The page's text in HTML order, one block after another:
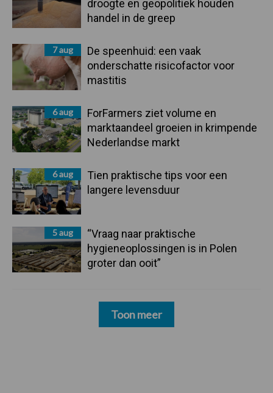
droogte en geopolitiek houden
handel in de greep
7 aug
De speenhuid: een vaak
onderschatte risicofactor voor
mastitis
6 aug
ForFarmers ziet volume en
marktaandeel groeien in krimpende
Nederlandse markt
6 aug
Tien praktische tips voor een
langere levensduur
5 aug
“Vraag naar praktische
hygieneoplossingen is in Polen
groter dan ooit”
Toon meer